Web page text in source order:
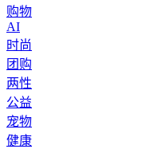
购物
AI
时尚
团购
两性
公益
宠物
健康